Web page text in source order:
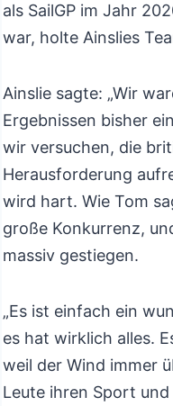
als SailGP im Jahr
war, holte Ainslies
Ainslie sagte: „Wir
Ergebnissen bisher
wir versuchen, die
Herausforderung
wird hart. Wie Tom
große Konkurrenz,
massiv gestiegen.
„Es ist einfach ein
es hat wirklich alles.
weil der Wind immer
Leute ihren Sport